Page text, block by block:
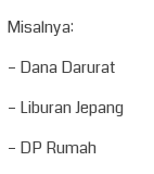
Misalnya:
– Dana Darurat
– Liburan Jepang
– DP Rumah